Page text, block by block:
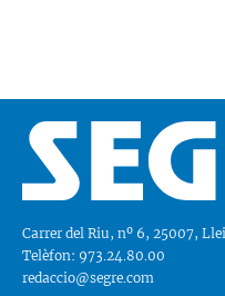
Carrer del Riu, nº 6, 25007,
Telèfon: 973.24.80.00
redaccio@segre.com